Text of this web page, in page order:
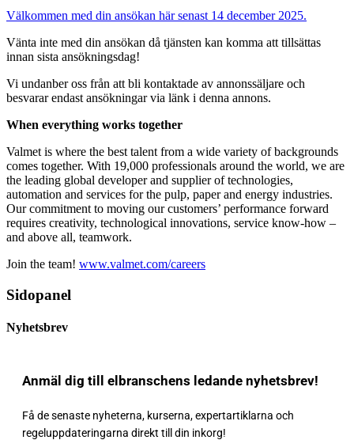
Välkommen med din ansökan här senast 14 december 2025.
Vänta inte med din ansökan då tjänsten kan komma att tillsättas
innan sista ansökningsdag!
Vi undanber oss från att bli kontaktade av annonssäljare och
besvarar endast ansökningar via länk i denna annons.
When everything works together
Valmet is where the best talent from a wide variety of backgrounds
comes together. With 19,000 professionals around the world, we are
the leading global developer and supplier of technologies,
automation and services for the pulp, paper and energy industries.
Our commitment to moving our customers’ performance forward
requires creativity, technological innovations, service know-how –
and above all, teamwork.
Join the team! www.valmet.com/careers
Sidopanel
Nyhetsbrev
Anmäl dig till elbranschens ledande nyhetsbrev!
Få de senaste nyheterna, kurserna, expertartiklarna och
regeluppdateringarna direkt till din inkorg!